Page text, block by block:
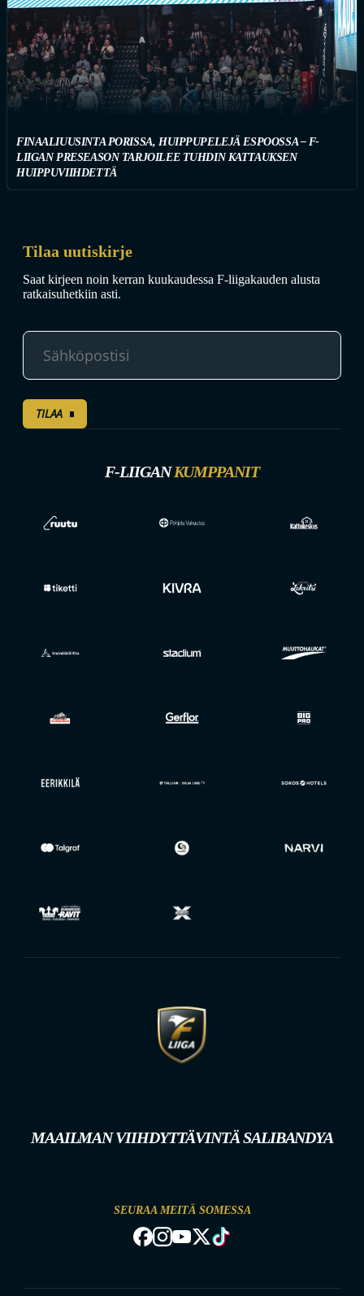
FINAALIUUSINTA PORISSA, HUIPPUPELEJÄ ESPOOSSA – F-
LIIGAN PRESEASON TARJOILEE TUHDIN KATTAUKSEN
HUIPPUVIIHDETTÄ
Tilaa uutiskirje
Saat kirjeen noin kerran kuukaudessa F-liigakauden alusta
ratkaisuhetkiin asti.
TILAA
F-LIIGANKUMPPANIT
MAAILMAN VIIHDYTTÄVINTÄ SALIBANDYA
SEURAA MEITÄ SOMESSA